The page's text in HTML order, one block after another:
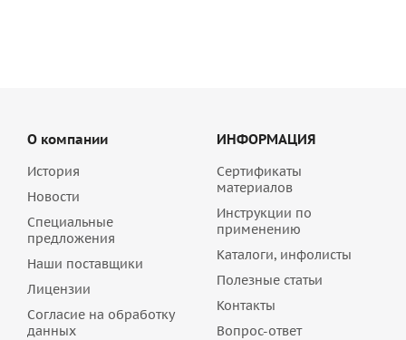
О компании
История
Новости
Специальные
предложения
Наши поставщики
Лицензии
Согласие на обработку
данных
ИНФОРМАЦИЯ
Сертификаты
материалов
Инструкции по
применению
Каталоги, инфолисты
Полезные статьи
Контакты
Вопрос-ответ